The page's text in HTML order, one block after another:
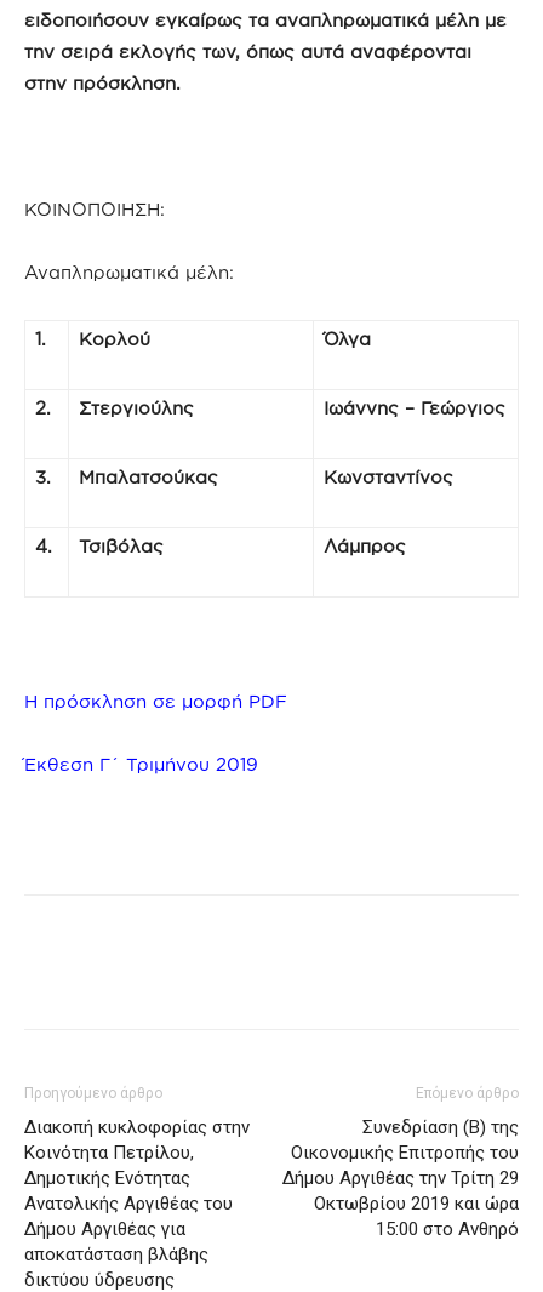
ειδοποιήσουν εγκαίρως τα αναπληρωματικά μέλη με
την σειρά εκλογής των, όπως αυτά αναφέρονται
στην πρόσκληση.
ΚΟΙΝΟΠΟΙΗΣΗ:
Αναπληρωματικά μέλη:
1. Κορλού Όλγα
2. Στεργιούλης Ιωάννης – Γεώργιος
3. Μπαλατσούκας Κωνσταντίνος
4. Τσιβόλας Λάμπρος
Η πρόσκληση σε μορφή PDF
Έκθεση Γ΄ Τριμήνου 2019
Προηγούμενο άρθρο
Διακοπή κυκλοφορίας στην
Κοινότητα Πετρίλου,
Δημοτικής Ενότητας
Ανατολικής Αργιθέας του
Δήμου Αργιθέας για
αποκατάσταση βλάβης
δικτύου ύδρευσης
Επόμενο άρθρο
Συνεδρίαση (Β) της
Οικονομικής Επιτροπής του
Δήμου Αργιθέας την Τρίτη 29
Οκτωβρίου 2019 και ώρα
15:00 στο Ανθηρό